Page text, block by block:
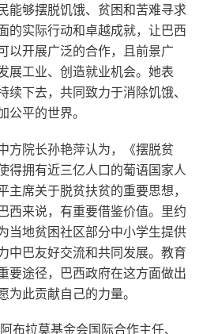
能够摆脱饥饿、贫困和苦难寻求
的实际行动和卓越成就，让巴西
以开展广泛的合作，且前景广
展工业、创造就业机会。她表
下去，共同致力于消除饥饿、
平的世界。
方院长孙艳萍认为，《摆脱贫
得拥有近三亿人口的葡语国家人
席关于脱贫扶贫的重要思想，
西来说，有重要借鉴价值。里约
当地贫困社区部分中小学生提供
中巴友好交流和共同发展。教育
要途径，巴西政府在这方面做出
此贡献自己的力量。
布拉莫基金会国际合作主任、